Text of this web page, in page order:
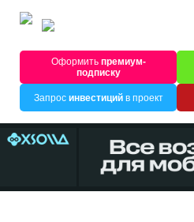
Оформитьпремиум-
подписку
Запрос инвестицийв проект